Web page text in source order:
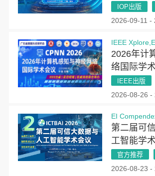
会议（
IOP出版
2026-09-11 -
IEEE
2026年计
络国际学
2026）
IEEE出版
2026-08-26 -
EI
第二届可
工智能学
(ICTBAI
官方推荐
2026-08-23 -